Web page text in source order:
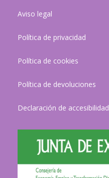
Aviso legal
Política de privacidad
Política de cookies
Política de devoluciones
Declaración de accesibilidad